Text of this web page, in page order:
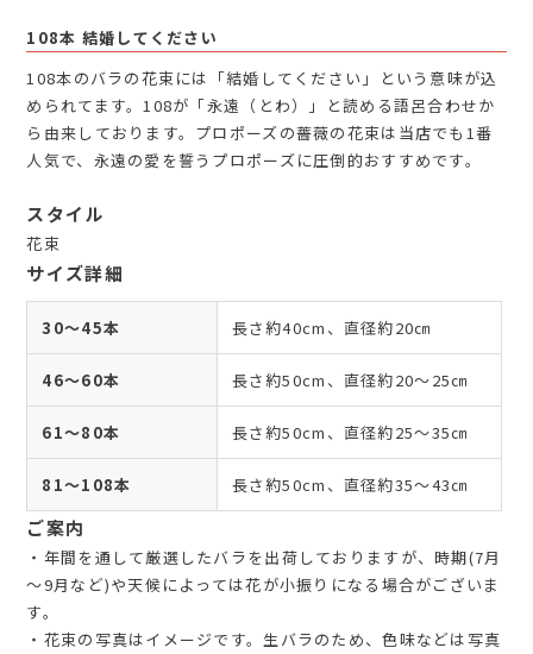
108本 結婚してください
108本のバラの花束には「結婚してください」という意味が込
められてます。108が「永遠（とわ）」と読める語呂合わせか
ら由来しております。プロポーズの薔薇の花束は当店でも1番
人気で、永遠の愛を誓うプロポーズに圧倒的おすすめです。
スタイル
花束
サイズ詳細
30～45本 長さ約40cm、直径約20㎝
46～60本 長さ約50cm、直径約20～25㎝
61～80本 長さ約50cm、直径約25～35㎝
81～108本 長さ約50cm、直径約35～43㎝
ご案内
・年間を通して厳選したバラを出荷しておりますが、時期(7月
～9月など)や天候によっては花が小振りになる場合がございま
す。
・花束の写真はイメージです。生バラのため、色味などは写真